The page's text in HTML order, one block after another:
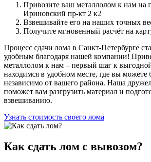
Привозите ваш металлолом к нам на
Ириновский пр-кт 2 к2
Взвешивайте его на наших точных
Получите мгновенный расчёт на
Процесс сдачи лома в Санкт-Петербурге
удобным благодаря нашей компании!
металлолом к нам – первый шаг к
находимся в удобном месте, где вы можете
независимо от вашего района. Наша
поможет вам разгрузить материал и
взвешиванию.
Узнать стоимость своего лома
Как сдать лом с вывозом?